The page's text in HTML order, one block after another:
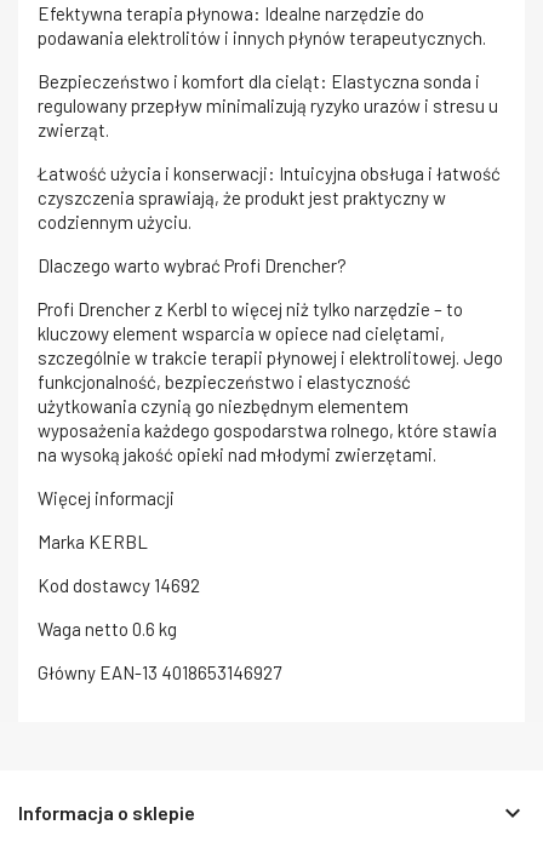
Efektywna terapia płynowa: Idealne narzędzie do
podawania elektrolitów i innych płynów terapeutycznych.
Bezpieczeństwo i komfort dla cieląt: Elastyczna sonda i
regulowany przepływ minimalizują ryzyko urazów i stresu u
zwierząt.
Łatwość użycia i konserwacji: Intuicyjna obsługa i łatwość
czyszczenia sprawiają, że produkt jest praktyczny w
codziennym użyciu.
Dlaczego warto wybrać Profi Drencher?
Profi Drencher z Kerbl to więcej niż tylko narzędzie – to
kluczowy element wsparcia w opiece nad cielętami,
szczególnie w trakcie terapii płynowej i elektrolitowej. Jego
funkcjonalność, bezpieczeństwo i elastyczność
użytkowania czynią go niezbędnym elementem
wyposażenia każdego gospodarstwa rolnego, które stawia
na wysoką jakość opieki nad młodymi zwierzętami.
Więcej informacji
Marka KERBL
Kod dostawcy 14692
Waga netto 0.6 kg
Główny EAN-13 4018653146927
Informacja o sklepie keyboard_arrow_down